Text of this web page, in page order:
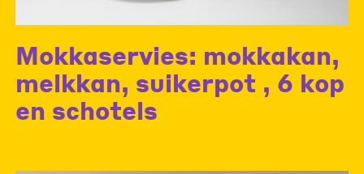
Mokkaservies: mokkakan,
melkkan, suikerpot , 6 kop
en schotels